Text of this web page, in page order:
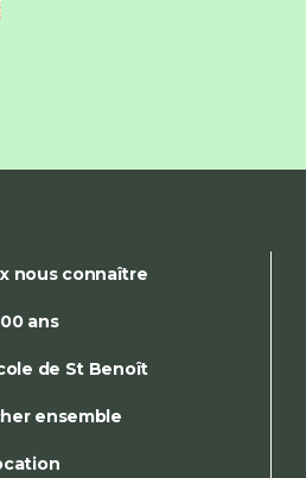
nous connaître
ans
de St Benoît
ensemble